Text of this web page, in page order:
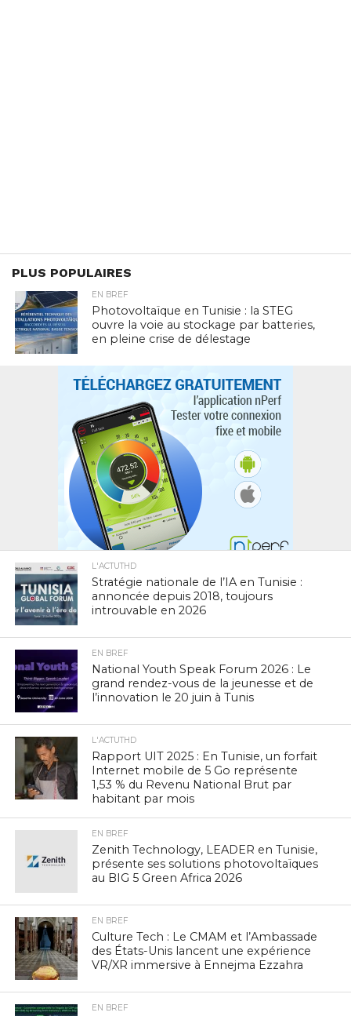
PLUS POPULAIRES
EN BREF
Photovoltaïque en Tunisie : la STEG
ouvre la voie au stockage par batteries,
en pleine crise de délestage
L'ACTUTHD
Stratégie nationale de l’IA en Tunisie :
annoncée depuis 2018, toujours
introuvable en 2026
EN BREF
National Youth Speak Forum 2026 : Le
grand rendez-vous de la jeunesse et de
l’innovation le 20 juin à Tunis
L'ACTUTHD
Rapport UIT 2025 : En Tunisie, un forfait
Internet mobile de 5 Go représente
1,53 % du Revenu National Brut par
habitant par mois
EN BREF
Zenith Technology, LEADER en Tunisie,
présente ses solutions photovoltaïques
au BIG 5 Green Africa 2026
EN BREF
Culture Tech : Le CMAM et l’Ambassade
des États-Unis lancent une expérience
VR/XR immersive à Ennejma Ezzahra
EN BREF